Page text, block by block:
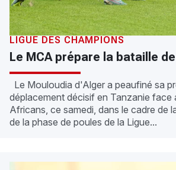
LIGUE DES CHAMPIONS
Le MCA prépare la bataille
Le Mouloudia d'Alger a peaufiné sa
déplacement décisif en Tanzanie face
Africans, ce samedi, dans le cadre de
de la phase de poules de la Ligue...